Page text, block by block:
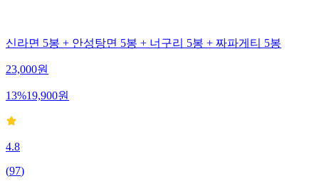
신라면 5봉 + 안성탕면 5봉 + 너구리 5봉 + 짜파게티 5봉
23,000원
13%19,900원
4.8
(97)